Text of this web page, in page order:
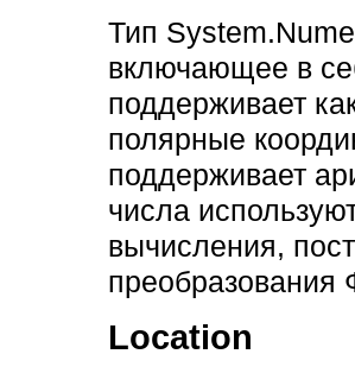
Тип
включающее в
поддерживает
полярные
поддерживает
числа
вычисления,
преобразования
Location